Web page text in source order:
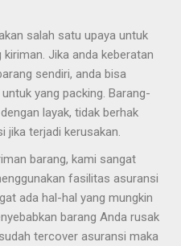
salah satu upaya untuk
Jika anda keberatan
sendiri, anda bisa
yang packing. Barang-
layak, tidak berhak
jika terjadi kerusakan.
barang, kami sangat
fasilitas asuransi
ada hal-hal yang mungkin
barang Anda rusak
tercover asuransi maka